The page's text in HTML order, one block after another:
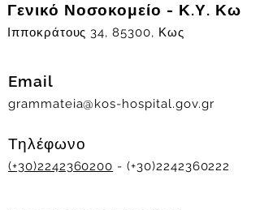
Γενικό Νοσοκομείο - Κ.Υ. Κω
Ιπποκράτους 34, 85300, Κως
Email
grammateia@kos-hospital.gov.gr
Τηλέφωνο
(+30)2242360200 - (+30)2242360222